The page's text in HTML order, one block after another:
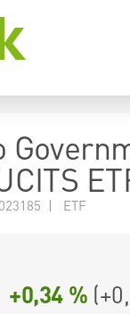
| ETF
+0,34 % (